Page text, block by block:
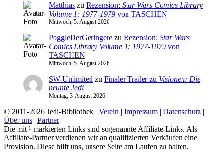
Matthias zu Rezension: Star Wars Comics Library
Volume 1: 1977-1979 von TASCHEN
Mittwoch, 5. August 2026
PoggleDerGeringere zu Rezension: Star Wars
Comics Library Volume 1: 1977-1979 von
TASCHEN
Mittwoch, 5. August 2026
SW-Unlimited zu Finaler Trailer zu Visionen: Die
neunte Jedi
Montag, 3. August 2026
© 2011-2026 Jedi-Bibliothek | Verein | Impressum | Datenschutz |
Über uns | Partner
Die mit ¹ markierten Links sind sogenannte Affiliate-Links. Als
Affiliate-Partner verdienen wir an qualifizierten Verkäufen eine
Provision. Diese hilft uns, unsere Seite am Laufen zu halten.